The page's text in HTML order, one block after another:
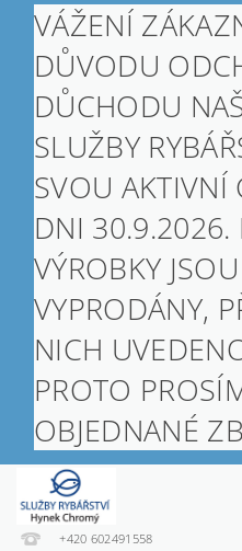
VÁŽENÍ
DŮVODU
DŮCHODU
SLUŽBY
SVOU AKTIVNÍ
DNI 30.9.2026.
VÝROBKY
VYPRODÁNY,
NICH
PROTO
OBJEDNANÉ
+420 602491558